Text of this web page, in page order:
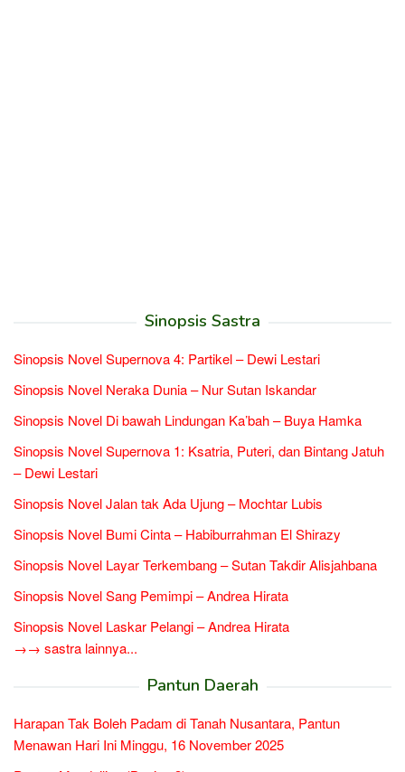
Sinopsis Sastra
Sinopsis Novel Supernova 4: Partikel – Dewi Lestari
Sinopsis Novel Neraka Dunia – Nur Sutan Iskandar
Sinopsis Novel Di bawah Lindungan Ka’bah – Buya Hamka
Sinopsis Novel Supernova 1: Ksatria, Puteri, dan Bintang Jatuh
– Dewi Lestari
Sinopsis Novel Jalan tak Ada Ujung – Mochtar Lubis
Sinopsis Novel Bumi Cinta – Habiburrahman El Shirazy
Sinopsis Novel Layar Terkembang – Sutan Takdir Alisjahbana
Sinopsis Novel Sang Pemimpi – Andrea Hirata
Sinopsis Novel Laskar Pelangi – Andrea Hirata
→→ sastra lainnya...
Pantun Daerah
Harapan Tak Boleh Padam di Tanah Nusantara, Pantun
Menawan Hari Ini Minggu, 16 November 2025